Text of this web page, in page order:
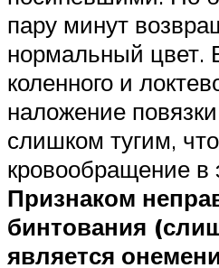
пару минут
нормальный цвет.
коленного и
наложение
слишком тугим,
кровообращение в
Признаком
бинтования
является